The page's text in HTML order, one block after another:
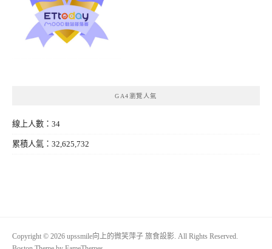
GA4瀏覽人氣
線上人數：34
累積人氣：32,625,732
Copyright © 2026 upssmile向上的微笑萍子 旅食設影. All Rights Reserved.